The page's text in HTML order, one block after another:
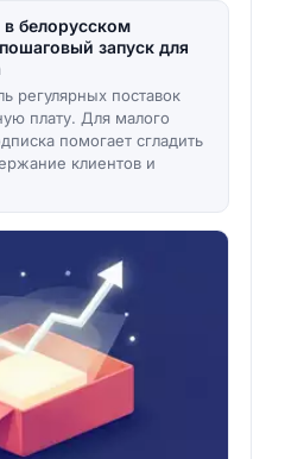
белорусском
запуск для
регулярных поставок
плату. Для малого
помогает сгладить
клиентов и